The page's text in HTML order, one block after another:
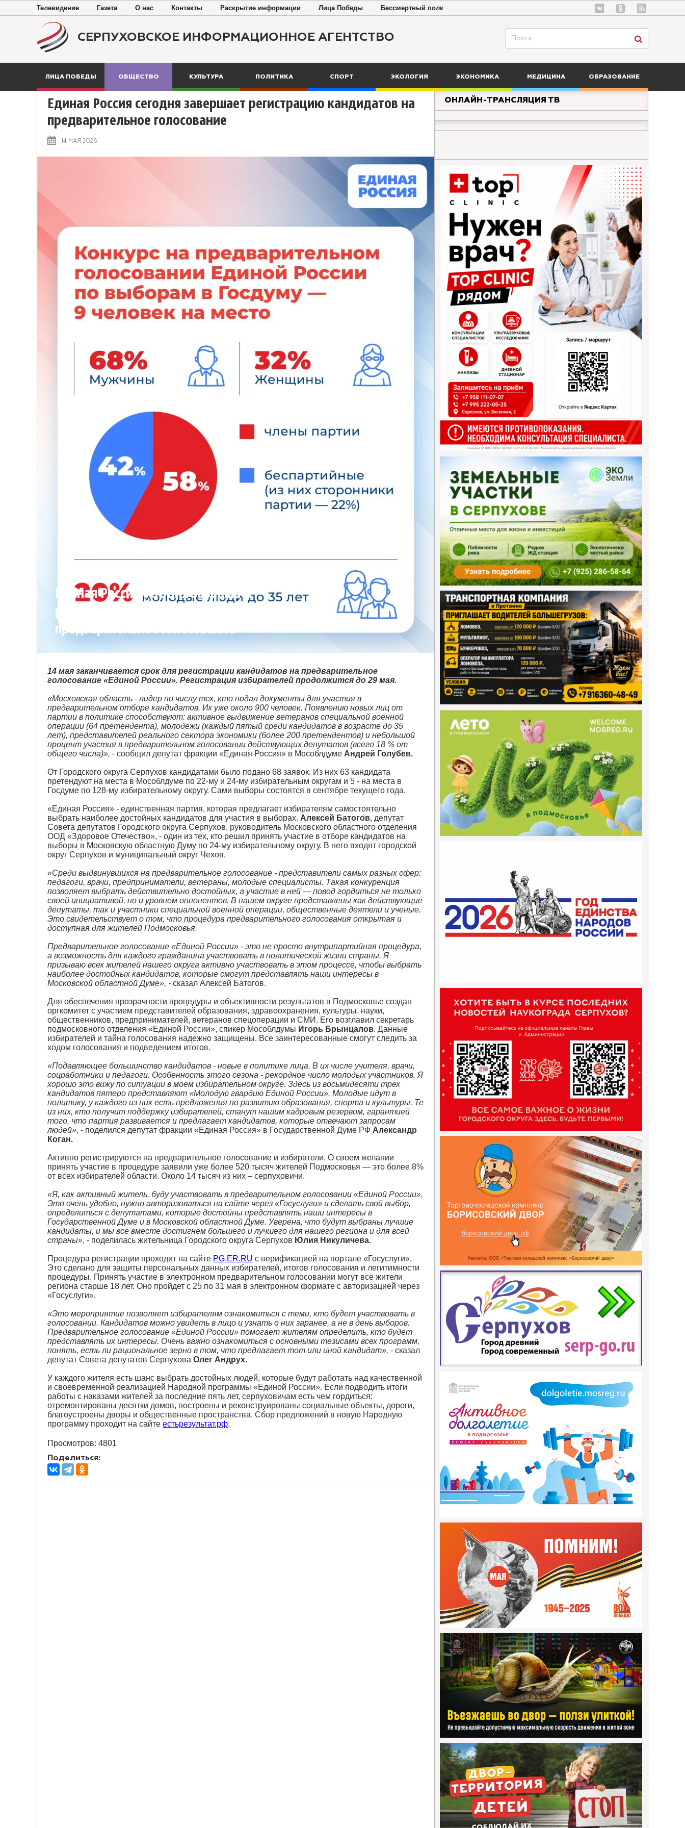
Телевидение Газета О нас Контакты Раскрытие информации Лица Победы Бессмертный полк
СЕРПУХОВСКОЕ ИНФОРМАЦИОННОЕ АГЕНТСТВО
ЛИЦА ПОБЕДЫ ОБЩЕСТВО КУЛЬТУРА ПОЛИТИКА СПОРТ ЭКОЛОГИЯ ЭКОНОМИКА МЕДИЦИНА ОБРАЗОВАНИЕ
Единая Россия сегодня завершает регистрацию кандидатов на
предварительное голосование
14 МАЯ 2026
Единая Россия сегодня завершает
регистрацию кандидатов на
предварительное голосование
14 мая заканчивается срок для регистрации кандидатов на предварительное
голосование «Единой России». Регистрация избирателей продолжится до 29 мая.
«Московская область - лидер по числу тех, кто подал документы для участия в
предварительном отборе кандидатов. Их уже около 900 человек. Появлению новых лиц от
партии в политике способствуют: активное выдвижение ветеранов специальной военной
операции (64 претендента), молодежи (каждый пятый среди кандидатов в возрасте до 35
лет), представителей реального сектора экономики (более 200 претендентов) и небольшой
процент участия в предварительном голосовании действующих депутатов (всего 18 % от
общего числа)», - сообщил депутат фракции «Единая Россия» в Мособлдуме Андрей Голубев.
От Городского округа Серпухов кандидатами было подано 68 заявок. Из них 63 кандидата
претендуют на места в Мособлдуме по 22-му и 24-му избирательным округам и 5 - на места в
Госдуме по 128-му избирательному округу. Сами выборы состоятся в сентябре текущего года.
«Единая Россия» - единственная партия, которая предлагает избирателям самостоятельно
выбрать наиболее достойных кандидатов для участия в выборах. Алексей Батогов, депутат
Совета депутатов Городского округа Серпухов, руководитель Московского областного отделения
ООД «Здоровое Отечество», - один из тех, кто решил принять участие в отборе кандидатов на
выборы в Московскую областную Думу по 24-му избирательному округу. В него входят городской
округ Серпухов и муниципальный округ Чехов.
«Среди выдвинувшихся на предварительное голосование - представители самых разных сфер:
педагоги, врачи, предприниматели, ветераны, молодые специалисты. Такая конкуренция
позволяет выбрать действительно достойных, а участие в ней — повод гордиться не только
своей инициативой, но и уровнем оппонентов. В нашем округе представлены как действующие
депутаты, так и участники специальной военной операции, общественные деятели и ученые.
Это свидетельствует о том, что процедура предварительного голосования открытая и
доступная для жителей Подмосковья.
Предварительное голосование «Единой России» - это не просто внутрипартийная процедура,
а возможность для каждого гражданина участвовать в политической жизни страны. Я
призываю всех жителей нашего округа активно участвовать в этом процессе, чтобы выбрать
наиболее достойных кандидатов, которые смогут представлять наши интересы в
Московской областной Думе», - сказал Алексей Батогов.
Для обеспечения прозрачности процедуры и объективности результатов в Подмосковье создан
оргкомитет с участием представителей образования, здравоохранения, культуры, науки,
общественников, предпринимателей, ветеранов спецоперации и СМИ. Его возглавил секретарь
подмосковного отделения «Единой России», спикер Мособлдумы Игорь Брынцалов. Данные
избирателей и тайна голосования надежно защищены. Все заинтересованные смогут следить за
ходом голосования и подведением итогов.
«Подавляющее большинство кандидатов - новые в политике лица. В их числе учителя, врачи,
соцработники и педагоги. Особенность этого сезона - рекордное число молодых участников. Я
хорошо это вижу по ситуации в моем избирательном округе. Здесь из восьмидесяти трех
кандидатов пятеро представляют «Молодую гвардию Единой России». Молодые идут в
политику, у каждого из них есть предложения по развитию образования, спорта и культуры. Те
из них, кто получит поддержку избирателей, станут нашим кадровым резервом, гарантией
того, что партия развивается и предлагает кандидатов, которые отвечают запросам
людей», - поделился депутат фракции «Единая Россия» в Государственной Думе РФ Александр
Коган.
Активно регистрируются на предварительное голосование и избиратели. О своем желании
принять участие в процедуре заявили уже более 520 тысяч жителей Подмосковья — это более 8%
от всех избирателей области. Около 14 тысяч из них – серпуховичи.
«Я, как активный житель, буду участвовать в предварительном голосовании «Единой России».
Это очень удобно, нужно авторизоваться на сайте через «Госуслуги» и сделать свой выбор,
определиться с депутатами, которые достойны представлять наши интересы в
Государственной Думе и в Московской областной Думе. Уверена, что будут выбраны лучшие
кандидаты, и мы все вместе достигнем большего и лучшего для нашего региона и для всей
страны», - поделилась жительница Городского округа Серпухов Юлия Никуличева.
Процедура регистрации проходит на сайте PG.ER.RU с верификацией на портале «Госуслуги».
Это сделано для защиты персональных данных избирателей, итогов голосования и легитимности
процедуры. Принять участие в электронном предварительном голосовании могут все жители
региона старше 18 лет. Оно пройдет с 25 по 31 мая в электронном формате с авторизацией через
«Госуслуги».
«Это мероприятие позволяет избирателям ознакомиться с теми, кто будет участвовать в
голосовании. Кандидатов можно увидеть в лицо и узнать о них заранее, а не в день выборов.
Предварительное голосование «Единой России» помогает жителям определить, кто будет
представлять их интересы. Очень важно ознакомиться с основными тезисами всех программ,
понять, есть ли рациональное зерно в том, что предлагает тот или иной кандидат», - сказал
депутат Совета депутатов Серпухова Олег Андрух.
У каждого жителя есть шанс выбрать достойных людей, которые будут работать над качественной
и своевременной реализацией Народной программы «Единой России». Если подводить итоги
работы с наказами жителей за последние пять лет, серпуховичам есть чем гордиться:
отремонтированы десятки домов, построены и реконструированы социальные объекты, дороги,
благоустроены дворы и общественные пространства. Сбор предложений в новую Народную
программу проходит на сайте естьрезультат.рф.
Просмотров: 4801
Поделиться:
ОНЛАЙН-ТРАНСЛЯЦИЯ ТВ